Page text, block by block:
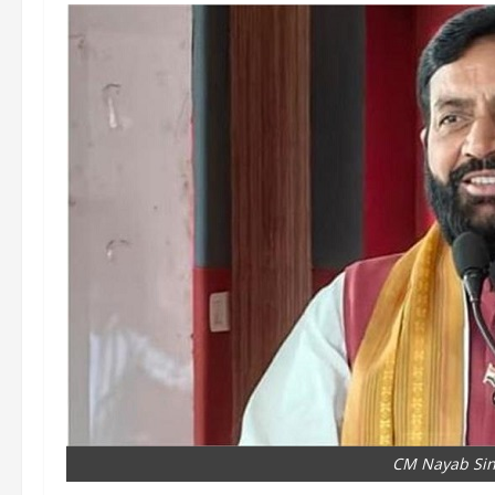
CM Nayab